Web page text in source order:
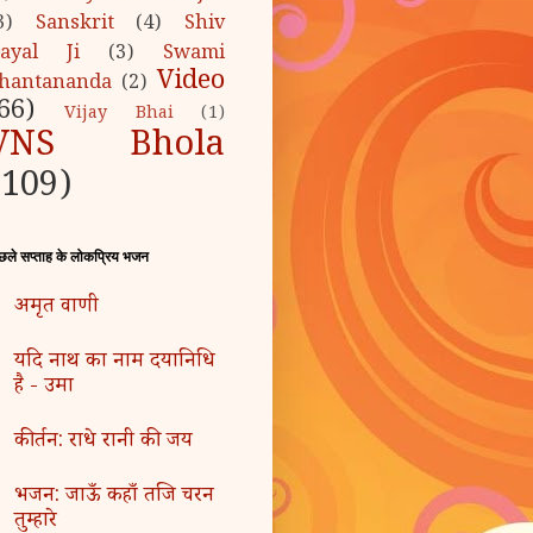
Sanskrit (4)
Shiv
Ji
(3)
Swami
(2) Video
Vijay Bhai (1)
Bhola
सप्ताह के लोकप्रिय भजन
अमृत वाणी
यदि नाथ का नाम दयानिधि
है - उमा
कीर्तन: राधे रानी की जय
भजन: जाऊँ कहाँ तजि चरन
तुम्हारे